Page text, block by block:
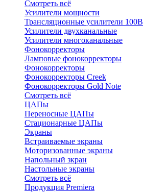
Смотреть всё
Усилители мощности
Трансляционные усилители 100В
Усилители двухканальные
Усилители многоканальные
Фонокорректоры
Ламповые фонокорректоры
Фонокорректоры
Фонокорректоры Creek
Фонокорректоры Gold Note
Смотреть всё
ЦАПы
Переносные ЦАПы
Стационарные ЦАПы
Экраны
Встраиваемые экраны
Моторизованные экраны
Напольный зкран
Настольные экраны
Смотреть всё
Продукция Premiera